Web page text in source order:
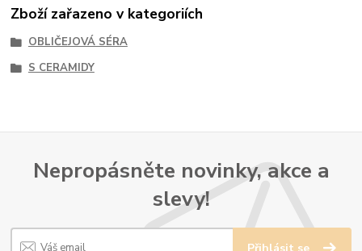
Zboží zařazeno v kategoriích
OBLIČEJOVÁ SÉRA
S CERAMIDY
Nepropásněte novinky, akce a
slevy!